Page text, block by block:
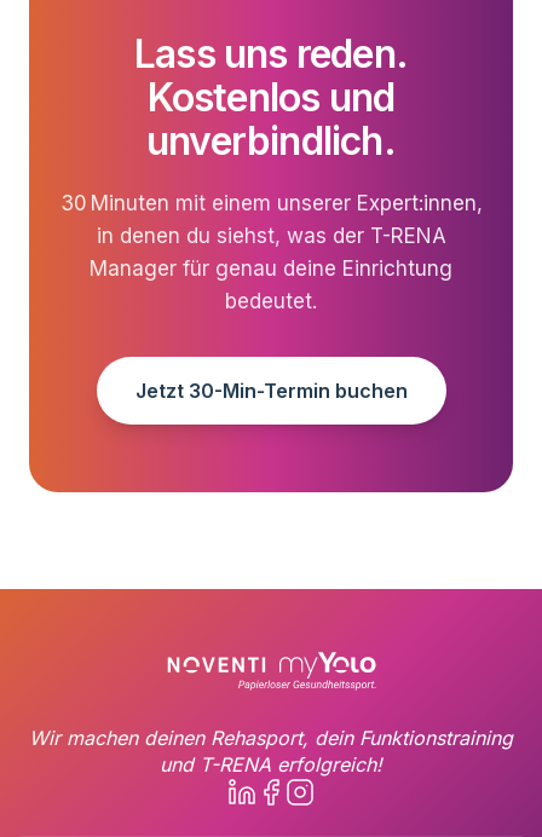
Lass uns reden.
Kostenlos und
unverbindlich.
30 Minuten mit einem unserer Expert:innen,
in denen du siehst, was der T-RENA
Manager für genau deine Einrichtung
bedeutet.
Jetzt 30-Min-Termin buchen
Wir machen deinen Rehasport, dein Funktionstraining
und T-RENA erfolgreich!